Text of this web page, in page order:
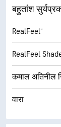
बहुतांश
RealFeel®
RealFeel
कमाल अतिनील
वारा